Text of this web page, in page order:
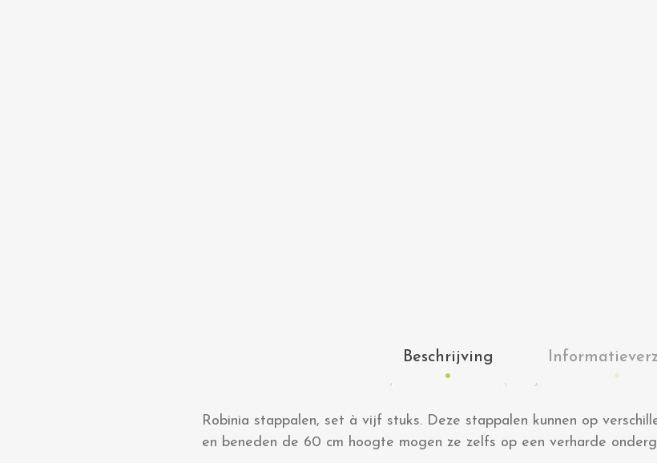
Beschrijving
Robinia stappalen, set à vijf stuks. Deze stappalen kunnen op
en beneden de 60 cm hoogte mogen ze zelfs op een verharde